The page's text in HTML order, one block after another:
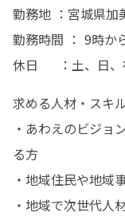
勤務地 ：宮城県加
勤務時間 ： 9時か
休日 　 ：土、日
求める人材・スキ
・あわえのビジョ
る方
・地域住民や地域
・地域で次世代人